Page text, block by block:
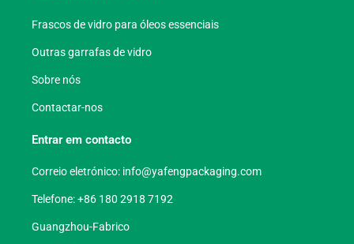
Frascos de vidro para óleos essenciais
Outras garrafas de vidro
Sobre nós
Contactar-nos
Entrar em contacto
Correio eletrónico: info@yafengpackaging.com
Telefone: +86 180 2918 7192
Guangzhou-Fabrico